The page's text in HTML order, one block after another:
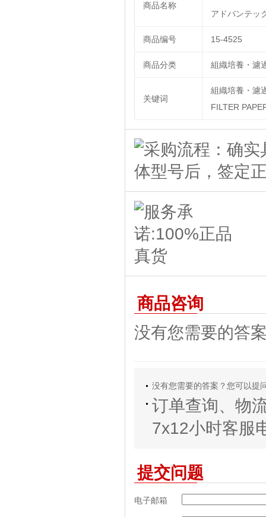
商品名称
アドバンテ
商品编号 15-4525
商品分类 組織培養・濾
关键词
組織培養・濾
FILTER
商品咨询
没有您需要的答
没有您需要的答案？您可以提
订单查询、物
7x12小时客服
提交问题
电子邮箱